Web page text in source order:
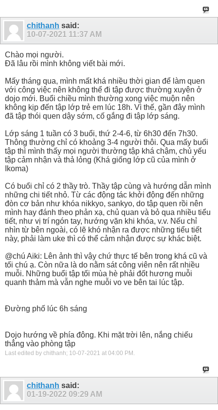
chithanh said:
10-07-2021 11:37 AM
Chào mọi người.
Đã lâu rồi mình không viết bài mới.
Mấy tháng qua, mình mất khá nhiều thời gian để làm quen
với công việc nên không thể đi tập được thường xuyên ở
dojo mới. Buổi chiều mình thường xong việc muộn nên
không kịp đến tập lớp trẻ em lúc 18h. Vì thế, gần đây mình
đã tập thói quen dậy sớm, cố gắng đi tập lớp sáng.
Lớp sáng 1 tuần có 3 buổi, thứ 2-4-6, từ 6h30 đến 7h30.
Thông thường chỉ có khoảng 3-4 người thôi. Qua mấy buổi
tập thì mình thấy mọi người thường tập khá chậm, chủ yếu
tập cảm nhận và thả lỏng (Khá giống lớp cũ của mình ở
Ikoma)
Có buổi chỉ có 2 thầy trò. Thầy tập cùng và hướng dẫn mình
những chi tiết nhỏ. Từ các động tác khởi động đến những
đòn cơ bản như khóa nikkyo, sankyo, do tập quen rồi nên
mình hay đánh theo phản xạ, chủ quan và bỏ qua nhiều tiểu
tiết, như vị trí ngón tay, hướng vặn khi khóa, v.v. Nếu chỉ
nhìn từ bên ngoài, có lẽ khó nhận ra được những tiểu tiết
này, phải làm uke thì có thể cảm nhận được sự khác biệt.
@chú Aiki: Lên ảnh thì vậy chứ thực tế bên trong khá cũ và
tối chú ạ. Còn nữa là do nằm sát công viên nên rất nhiều
muỗi. Những buổi tập tối mùa hè phải đốt hương muỗi
quanh thảm mà vẫn nghe muỗi vo ve bên tai lúc tập.
Đường phố lúc 6h sáng
Dojo hướng về phía đông. Khi mặt trời lên, nắng chiếu
thẳng vào phòng tập
Last edited by chithanh; 10-07-2021 at 04:00 PM .
chithanh said:
01-19-2022 09:29 AM